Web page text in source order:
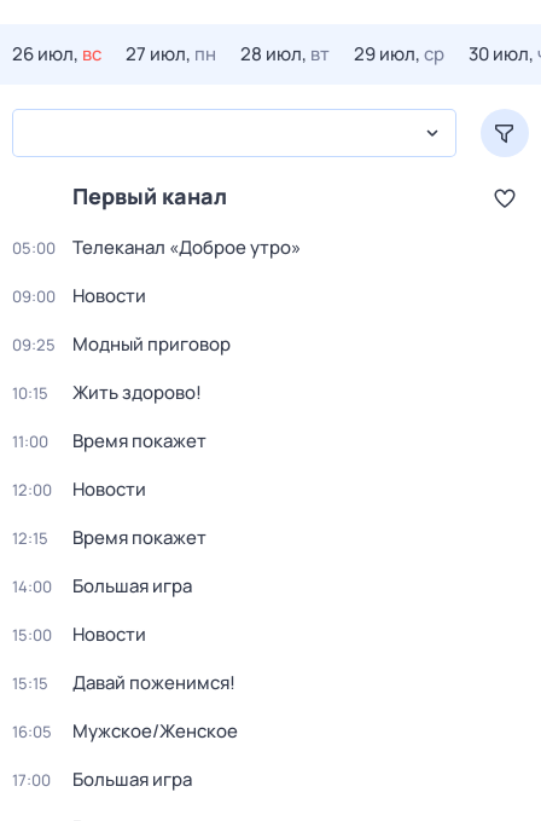
26 июл, вс 27 июл, пн 28 июл, вт 29 июл,ср 30 июл,
Первый канал
05:00 Телеканал «Доброе утро»
09:00 Новости
09:25 Модный приговор
10:15 Жить здорово!
11:00 Время покажет
12:00 Новости
12:15 Время покажет
14:00 Большая игра
15:00 Новости
15:15 Давай поженимся!
16:05 Мужское/Женское
17:00 Большая игра